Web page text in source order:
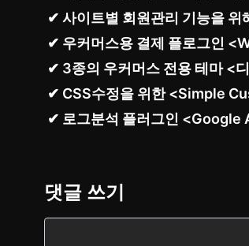
✔ 사이트별 회원관리 기능을
✔ 우커머스용 결제 플로그인
✔ 3종의 우커머스 전용 테마 <
✔ CSS수정을 위한 <Simple
✔ 로그분석 플러그인 <Google
댓글 쓰기